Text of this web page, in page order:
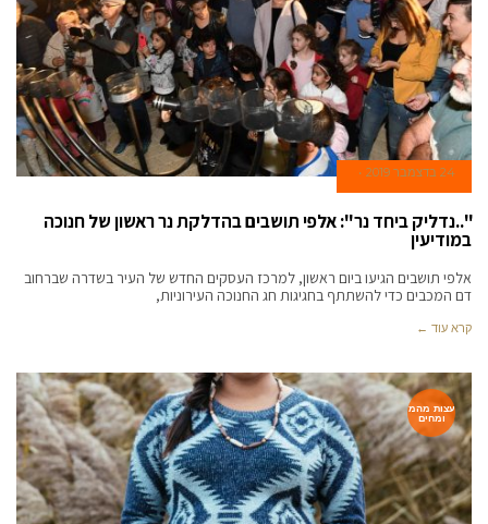
24 בדצמבר 2019
"..נדליק ביחד נר": אלפי תושבים בהדלקת נר ראשון של חנוכה
במודיעין
אלפי תושבים הגיעו ביום ראשון, למרכז העסקים החדש של העיר בשדרה שברחוב
דם המכבים כדי להשתתף בחגיגות חג החנוכה העירוניות,
קרא עוד ←
עצות מהמ
ומחים